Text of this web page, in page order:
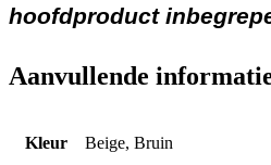
hoofdproduct
Aanvullende
Kleur Beige, Bruin